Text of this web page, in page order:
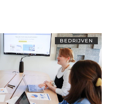
BEDRIJVEN